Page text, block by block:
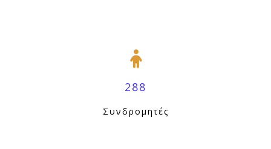
288
Συνδρομητές